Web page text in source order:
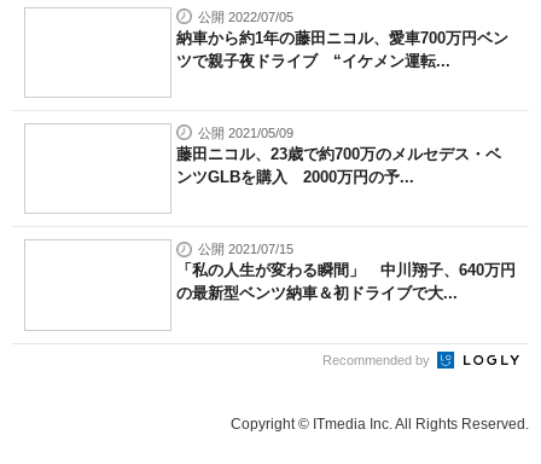
公開 2022/07/05
納車から約1年の藤田ニコル、愛車700万円ベン
ツで親子夜ドライブ “イケメン運転...
公開 2021/05/09
藤田ニコル、23歳で約700万のメルセデス・ベ
ンツGLBを購入 2000万円の予...
公開 2021/07/15
「私の人生が変わる瞬間」 中川翔子、640万円
の最新型ベンツ納車＆初ドライブで大...
Recommended by
Copyright © ITmedia Inc. All Rights Reserved.